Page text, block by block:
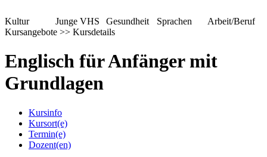
Kultur Junge VHS Gesundheit Sprachen
Arbeit/Beruf
Kursangebote >> Kursdetails
Englisch für Anfänger mit
Grundlagen
Kursinfo
Kursort(e)
Termin(e)
Dozent(en)